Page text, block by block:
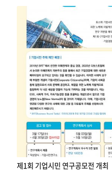
제1회 기업시민 연구공모전 개최